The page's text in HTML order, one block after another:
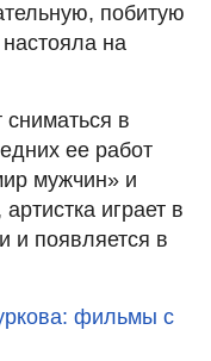
побитую
на
в
ее работ
мужчин» и
играет в
и появляется в
фильмы с